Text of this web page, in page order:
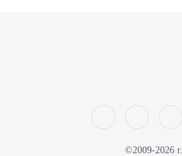
©2009-2026 г.